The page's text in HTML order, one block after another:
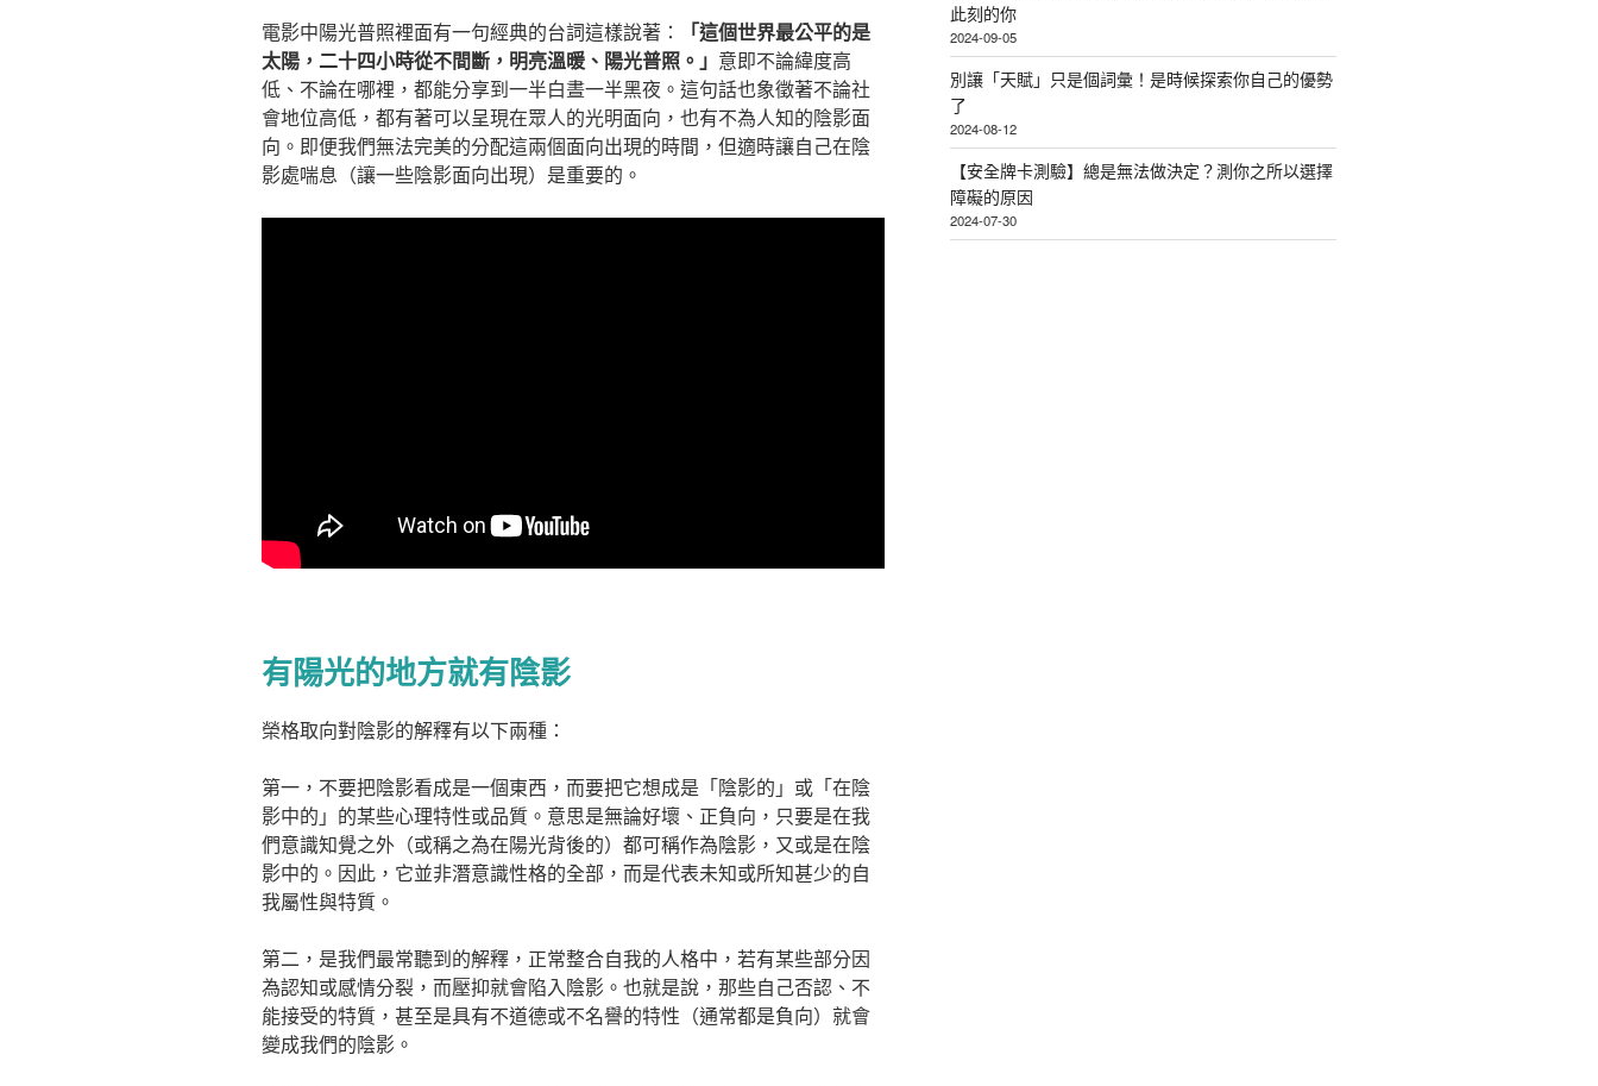
電影中陽光普照裡面有一句經典的台詞這樣說著： 「這個世界最公平的是
太陽，二十四小時從不間斷，明亮溫暖、陽光普照。」 意即不論緯度高
低、不論在哪裡，都能分享到一半白晝一半黑夜。這句話也象徵著不論社
會地位高低，都有著可以呈現在眾人的光明面向，也有不為人知的陰影面
向。即便我們無法完美的分配這兩個面向出現的時間，但適時讓自己在陰
影處喘息（讓一些陰影面向出現）是重要的。
有陽光的地方就有陰影
榮格取向對陰影的解釋有以下兩種：
第一，不要把陰影看成是一個東西，而要把它想成是「陰影的」或「在陰
影中的」的某些心理特性或品質。意思是無論好壞、正負向，只要是在我
們意識知覺之外（或稱之為在陽光背後的）都可稱作為陰影，又或是在陰
影中的。因此，它並非潛意識性格的全部，而是代表未知或所知甚少的自
我屬性與特質。
第二，是我們最常聽到的解釋，正常整合自我的人格中，若有某些部分因
為認知或感情分裂，而壓抑就會陷入陰影。也就是說，那些自己否認、不
能接受的特質，甚至是具有不道德或不名譽的特性（通常都是負向）就會
變成我們的陰影。
此刻的你
2024-09-05
別讓「天賦」只是個詞彙！是時候探索你自己的優勢
了
2024-08-12
【安全牌卡測驗】總是無法做決定？測你之所以選擇
障礙的原因
2024-07-30